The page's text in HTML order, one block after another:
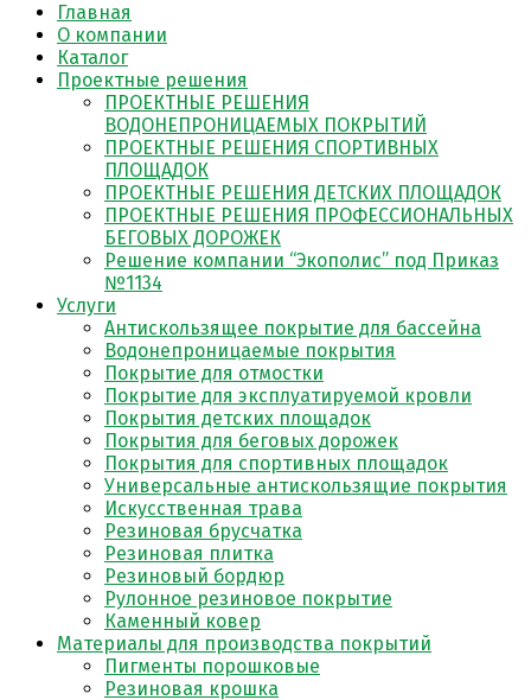
Главная
О компании
Каталог
Проектные решения
ПРОЕКТНЫЕ РЕШЕНИЯ
ВОДОНЕПРОНИЦАЕМЫХ ПОКРЫТИЙ
ПРОЕКТНЫЕ РЕШЕНИЯ СПОРТИВНЫХ
ПЛОЩАДОК
ПРОЕКТНЫЕ РЕШЕНИЯ ДЕТСКИХ ПЛОЩАДОК
ПРОЕКТНЫЕ РЕШЕНИЯ ПРОФЕССИОНАЛЬНЫХ
БЕГОВЫХ ДОРОЖЕК
Решение компании “Экополис” под Приказ
№1134
Услуги
Антискользящее покрытие для бассейна
Водонепроницаемые покрытия
Покрытие для отмостки
Покрытие для эксплуатируемой кровли
Покрытия детских площадок
Покрытия для беговых дорожек
Покрытия для спортивных площадок
Универсальные антискользящие покрытия
Искусственная трава
Резиновая брусчатка
Резиновая плитка
Резиновый бордюр
Рулонное резиновое покрытие
Каменный ковер
Материалы для производства покрытий
Пигменты порошковые
Резиновая крошка